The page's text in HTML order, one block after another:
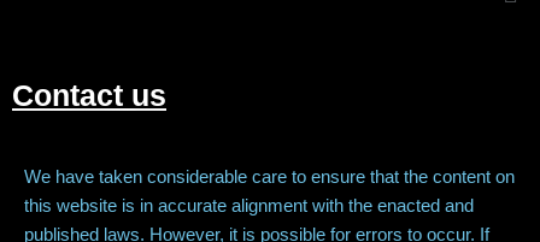
Contact us
We have taken considerable care to ensure that the content on
this website is in accurate alignment with the enacted and
published laws. However, it is possible for errors to occur. If